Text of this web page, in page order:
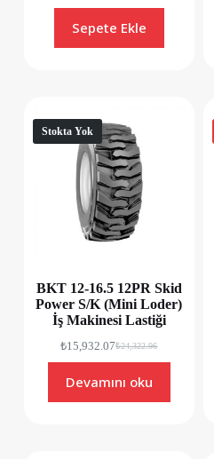
Sepete Ekle
Stokta Yok
BKT 12-16.5 12PR Skid
Power S/K (Mini Loder)
İş Makinesi Lastiği
₺24,322.96
₺15,932.07
Devamını oku